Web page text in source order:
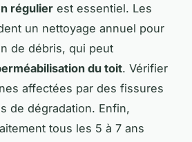
régulier est essentiel. Les
un nettoyage annuel pour
de débris, qui peut
du toit. Vérifier
affectées par des fissures
de dégradation. Enfin,
tous les 5 à 7 ans